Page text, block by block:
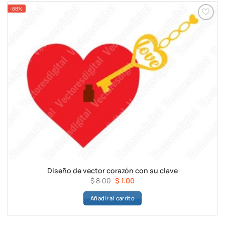
-88%
Diseño de vector corazón con su clave
$8.00 El
precio
original
$ 8.00.
$ 1.00El
precio
actual
$ 1.00.
Añadir al carrito